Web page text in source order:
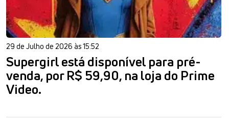
29 de Julho de 2026 às 15:52
Supergirl está disponível para pré-
venda, por R$ 59,90, na loja do Prime
Video.